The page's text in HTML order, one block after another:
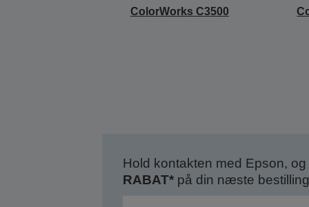
ColorWorks C3500
Hold kontakten med Epson,
RABAT*på din næste